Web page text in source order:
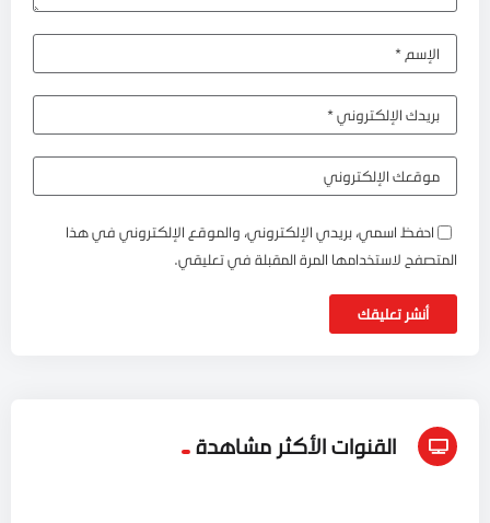
احفظ اسمي، بريدي الإلكتروني، والموقع الإلكتروني في هذا
المتصفح لاستخدامها المرة المقبلة في تعليقي.
القنوات الأكثر مشاهدة